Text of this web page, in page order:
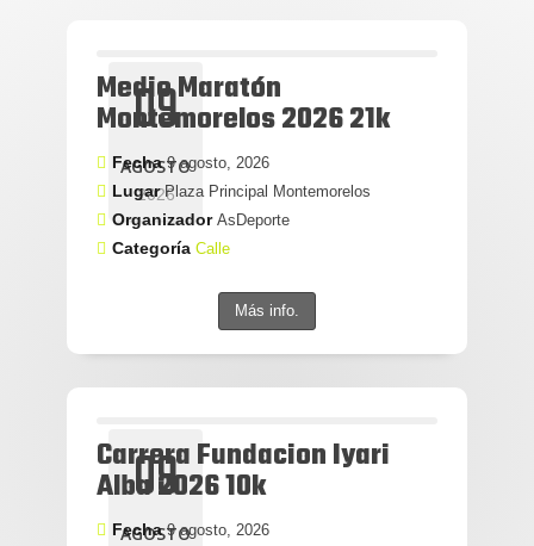
09
AGOSTO
2026
Medio Maratón
Montemorelos 2026 21k
Fecha9 agosto, 2026
LugarPlaza Principal Montemorelos
Organizador AsDeporte
Categoría Calle
Más info.
09
AGOSTO
Carrera Fundacion Iyari
Alba 2026 10k
Fecha9 agosto, 2026